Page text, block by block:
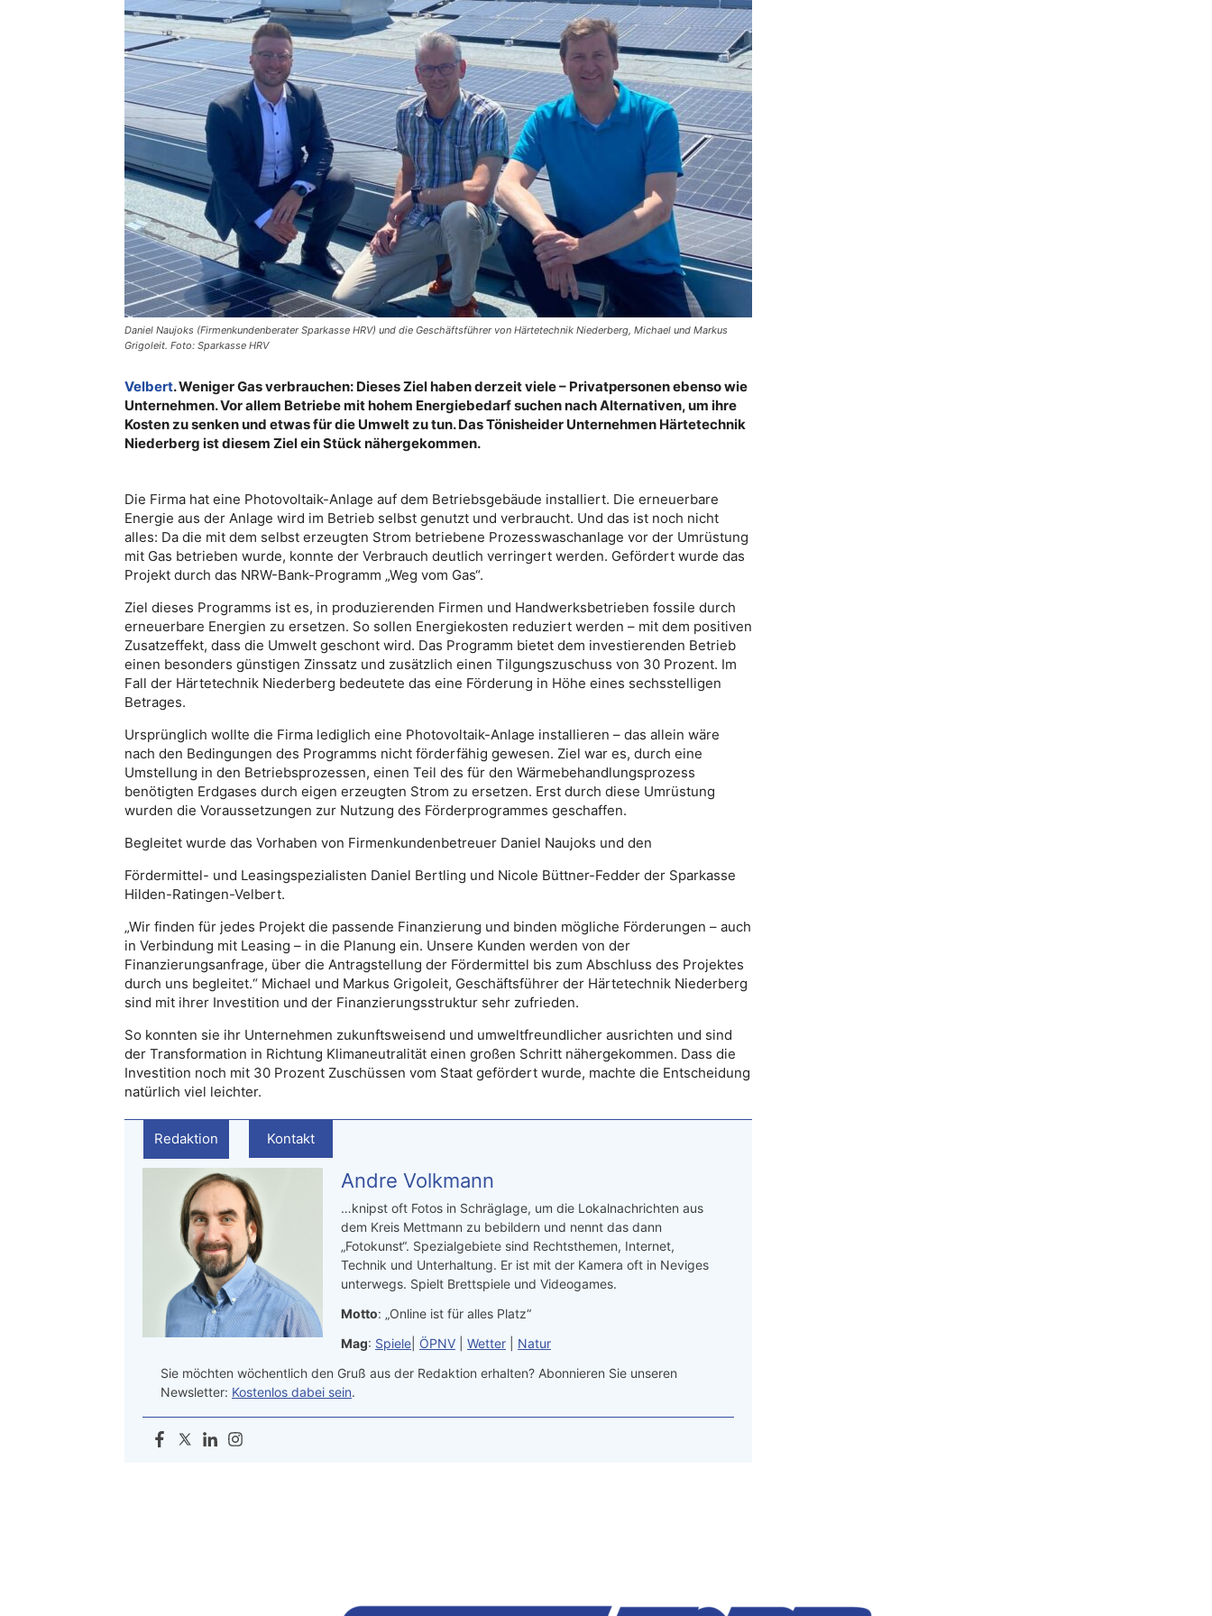
Daniel Naujoks (Firmenkundenberater Sparkasse HRV) und die Geschäftsführer von Härtetechnik Niederberg, Michael und Markus
Grigoleit. Foto: Sparkasse HRV
Velbert. Weniger Gas verbrauchen: Dieses Ziel haben derzeit viele – Privatpersonen ebenso wie
Unternehmen. Vor allem Betriebe mit hohem Energiebedarf suchen nach Alternativen, um ihre
Kosten zu senken und etwas für die Umwelt zu tun. Das Tönisheider Unternehmen Härtetechnik
Niederberg ist diesem Ziel ein Stück nähergekommen.
Die Firma hat eine Photovoltaik-Anlage auf dem Betriebsgebäude installiert. Die erneuerbare
Energie aus der Anlage wird im Betrieb selbst genutzt und verbraucht. Und das ist noch nicht
alles: Da die mit dem selbst erzeugten Strom betriebene Prozesswaschanlage vor der Umrüstung
mit Gas betrieben wurde, konnte der Verbrauch deutlich verringert werden. Gefördert wurde das
Projekt durch das NRW-Bank-Programm „Weg vom Gas“.
Ziel dieses Programms ist es, in produzierenden Firmen und Handwerksbetrieben fossile durch
erneuerbare Energien zu ersetzen. So sollen Energiekosten reduziert werden – mit dem positiven
Zusatzeffekt, dass die Umwelt geschont wird. Das Programm bietet dem investierenden Betrieb
einen besonders günstigen Zinssatz und zusätzlich einen Tilgungszuschuss von 30 Prozent. Im
Fall der Härtetechnik Niederberg bedeutete das eine Förderung in Höhe eines sechsstelligen
Betrages.
Ursprünglich wollte die Firma lediglich eine Photovoltaik-Anlage installieren – das allein wäre
nach den Bedingungen des Programms nicht förderfähig gewesen. Ziel war es, durch eine
Umstellung in den Betriebsprozessen, einen Teil des für den Wärmebehandlungsprozess
benötigten Erdgases durch eigen erzeugten Strom zu ersetzen. Erst durch diese Umrüstung
wurden die Voraussetzungen zur Nutzung des Förderprogrammes geschaffen.
Begleitet wurde das Vorhaben von Firmenkundenbetreuer Daniel Naujoks und den
Fördermittel- und Leasingspezialisten Daniel Bertling und Nicole Büttner-Fedder der Sparkasse
Hilden-Ratingen-Velbert.
„Wir finden für jedes Projekt die passende Finanzierung und binden mögliche Förderungen – auch
in Verbindung mit Leasing – in die Planung ein. Unsere Kunden werden von der
Finanzierungsanfrage, über die Antragstellung der Fördermittel bis zum Abschluss des Projektes
durch uns begleitet.“ Michael und Markus Grigoleit, Geschäftsführer der Härtetechnik Niederberg
sind mit ihrer Investition und der Finanzierungsstruktur sehr zufrieden.
So konnten sie ihr Unternehmen zukunftsweisend und umweltfreundlicher ausrichten und sind
der Transformation in Richtung Klimaneutralität einen großen Schritt nähergekommen. Dass die
Investition noch mit 30 Prozent Zuschüssen vom Staat gefördert wurde, machte die Entscheidung
natürlich viel leichter.
Redaktion Kontakt
Andre Volkmann
…knipst oft Fotos in Schräglage, um die Lokalnachrichten aus
dem Kreis Mettmann zu bebildern und nennt das dann
„Fotokunst“. Spezialgebiete sind Rechtsthemen, Internet,
Technik und Unterhaltung. Er ist mit der Kamera oft in Neviges
unterwegs. Spielt Brettspiele und Videogames.
Motto: „Online ist für alles Platz“
Mag: Spiele ÖPNV Wetter
Natur
Sie möchten wöchentlich den Gruß aus der Redaktion erhalten? Abonnieren Sie unseren
Newsletter: Kostenlos dabei sein.